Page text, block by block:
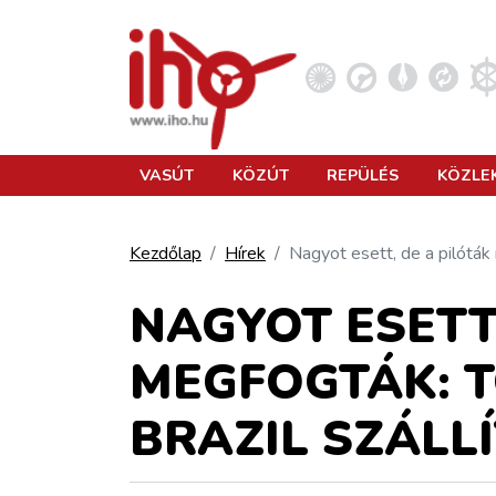
KÖZLEKEDÉSFEJLESZTÉS
ELLÁTÁSI LÁNC
VASÚT KÖZÚT REPÜLÉS
Kezdőlap Hírek Nagyot esett, de a
NAGYOT
MEGFOGTÁK:
BRAZIL